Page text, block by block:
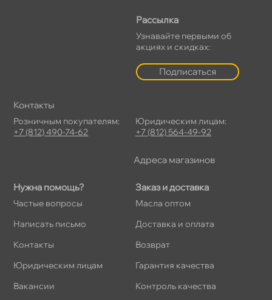
Нужна помощь?
Частые вопросы
Написать письмо
Контакты
Юридическим лицам
акансии
Заказ и доставка
Масла оптом
Доставка и оплата
озврат
Гарантия качества
Контроль качества
Рассылка
Узнавайте первыми о
акциях и скидках:
Подписаться
Контакты
Розничным покупателям:
+7 (812) 490-74-62
Юридическим лицам:
+7 (812) 564-49-92
Адреса магазино